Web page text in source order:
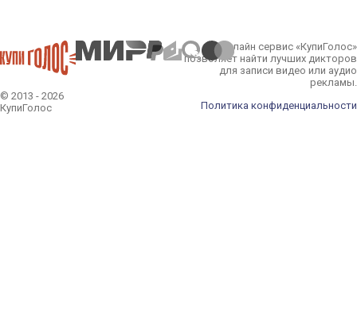
© 2013 - 2026
КупиГолос
Онлайн сервис «КупиГолос»
позволяет найти лучших дикторов
для записи видео или аудио
рекламы.
Политика конфиденциальности